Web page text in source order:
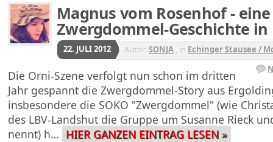
Magnus vom Rosenhof - eine
Zwergdommel-Geschichte in
22. JULI 2012 Autor:SONJA , in Echinger Stausee /
Die Orni-Szene verfolgt nun schon im dritten
Jahr gespannt die Zwergdommel-Story aus
insbesondere die SOKO "Zwergdommel" (wie
des LBV-Landshut die Gruppe um Susanne Rieck
nennt) h… HIER GANZEN EINTRAG LESEN »